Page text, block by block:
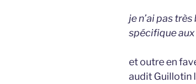
je n’ai pas
spécifique
et outre en
audit Guillotin